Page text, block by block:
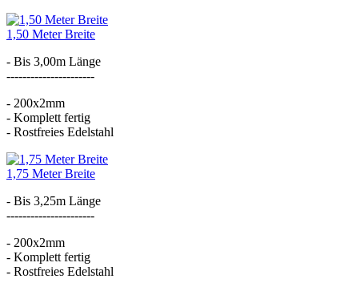
1,50 Meter Breite
- Bis 3,00m Länge
----------------------
- 200x2mm
- Komplett fertig
- Rostfreies Edelstahl
1,75 Meter Breite
- Bis 3,25m Länge
----------------------
- 200x2mm
- Komplett fertig
- Rostfreies Edelstahl